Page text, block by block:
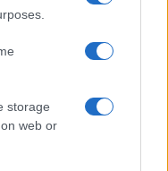
storage
web or